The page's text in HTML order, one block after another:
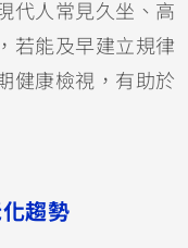
代人常見久坐、高
若能及早建立規律
健康檢視，有助於
趨勢